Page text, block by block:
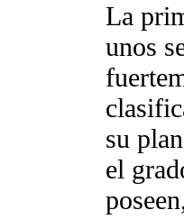
La
unos
su
el